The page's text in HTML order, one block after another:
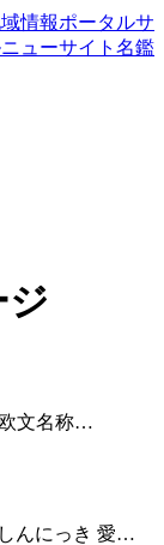
情報ポータルサ
ューサイト名鑑
ジ
文名称…
んにっき 愛…